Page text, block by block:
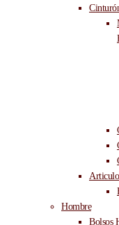
Hombre
Bolsos